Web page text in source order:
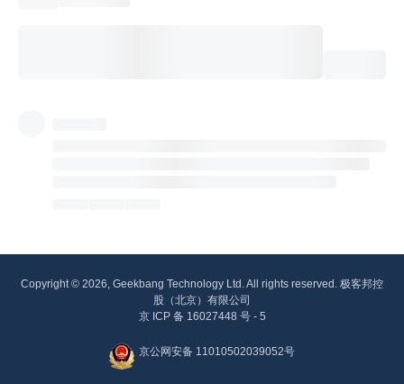
Copyright © 2026, Geekbang Technology Ltd. All rights reserved. 极客邦控
股（北京）有限公司
京 ICP 备 16027448 号 - 5
京公网安备 11010502039052号